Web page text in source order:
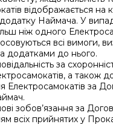
відображається на
Наймача. У
ніж одного
всі вимоги,
додатками до нього.
за
а також
Електросамокатів за
зобов’язання за
всіх прийнятих у